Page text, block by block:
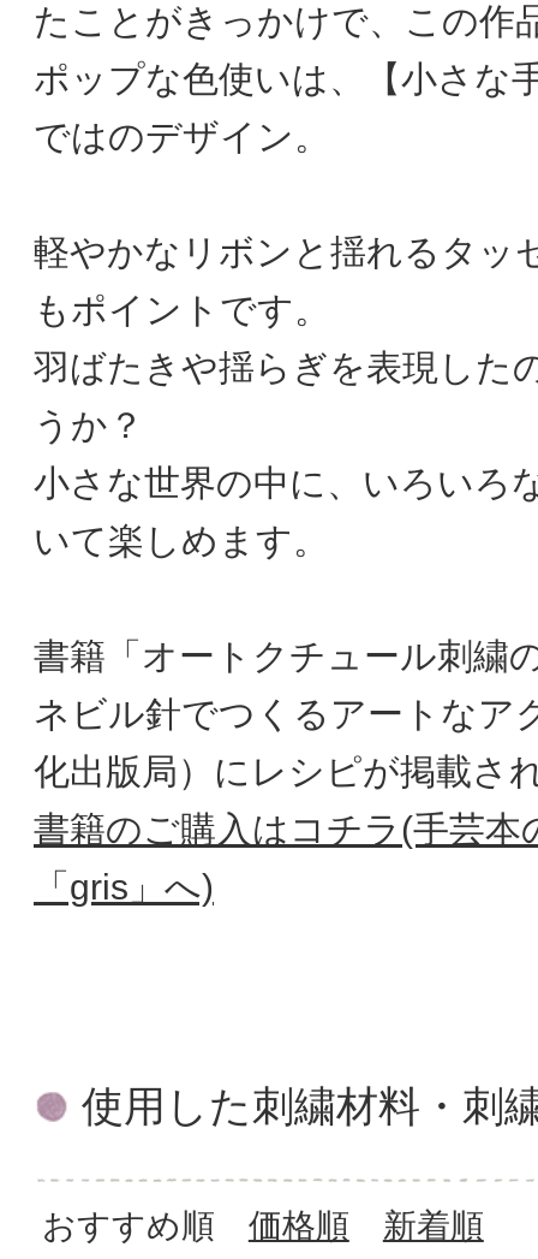
たことがきっかけで、この作
ポップな色使いは、【小さな
ではのデザイン。
軽やかなリボンと揺れるタッ
もポイントです。
羽ばたきや揺らぎを表現した
うか？
小さな世界の中に、いろいろ
いて楽しめます。
書籍「オートクチュール刺
ネビル針でつくるアートなア
化出版局）にレシピが掲載
書籍のご購入はコチラ(手芸本
「gris」へ)
使用した刺繍材料・刺
おすすめ順 価格順 新着順